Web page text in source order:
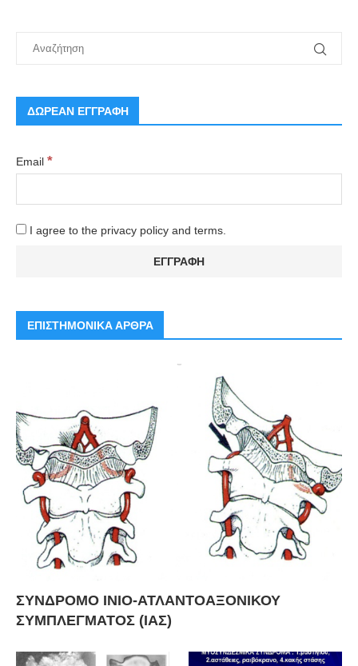
ΔΩΡΕΑΝ ΕΓΓΡΑΦΗ
Email *
I agree to the privacy policy and terms.
ΕΠΙΣΤΗΜΟΝΙΚΑ ΑΡΘΡΑ
ΣΥΝΔΡΟΜΟ ΙΝΙΟ-ΑΤΛΑΝΤΟΑΞΟΝΙΚΟΥ
ΣΥΜΠΛΕΓΜΑΤΟΣ (ΙΑΣ)